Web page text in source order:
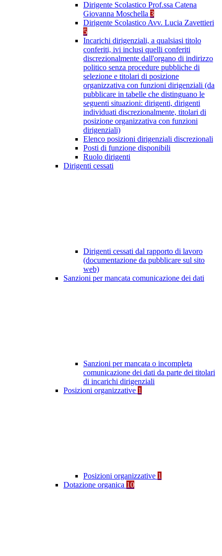
Dirigente Scolastico Prof.ssa Catena
Giovanna Moschella 3
Dirigente Scolastico Avv. Lucia Zavettieri
5
Incarichi dirigenziali, a qualsiasi titolo
conferiti, ivi inclusi quelli conferiti
discrezionalmente dall'organo di indirizzo
politico senza procedure pubbliche di
selezione e titolari di posizione
organizzativa con funzioni dirigenziali (da
pubblicare in tabelle che distinguano le
seguenti situazioni: dirigenti, dirigenti
individuati discrezionalmente, titolari di
posizione organizzativa con funzioni
dirigenziali)
Elenco posizioni dirigenziali discrezionali
Posti di funzione disponibili
Ruolo dirigenti
Dirigenti cessati
Dirigenti cessati dal rapporto di lavoro
(documentazione da pubblicare sul sito
web)
Sanzioni per mancata comunicazione dei dati
Sanzioni per mancata o incompleta
comunicazione dei dati da parte dei titolari
di incarichi dirigenziali
Posizioni organizzative 1
Posizioni organizzative 1
Dotazione organica 10